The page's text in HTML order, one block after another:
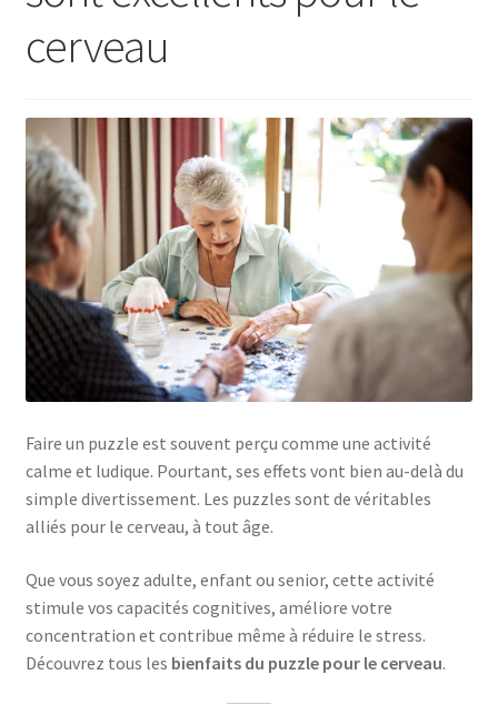
cerveau
Faire un puzzle est souvent perçu comme une activité
calme et ludique. Pourtant, ses effets vont bien au-delà du
simple divertissement. Les puzzles sont de véritables
alliés pour le cerveau, à tout âge.
Que vous soyez adulte, enfant ou senior, cette activité
stimule vos capacités cognitives, améliore votre
concentration et contribue même à réduire le stress.
Découvrez tous les bienfaits du puzzle pour le cerveau.